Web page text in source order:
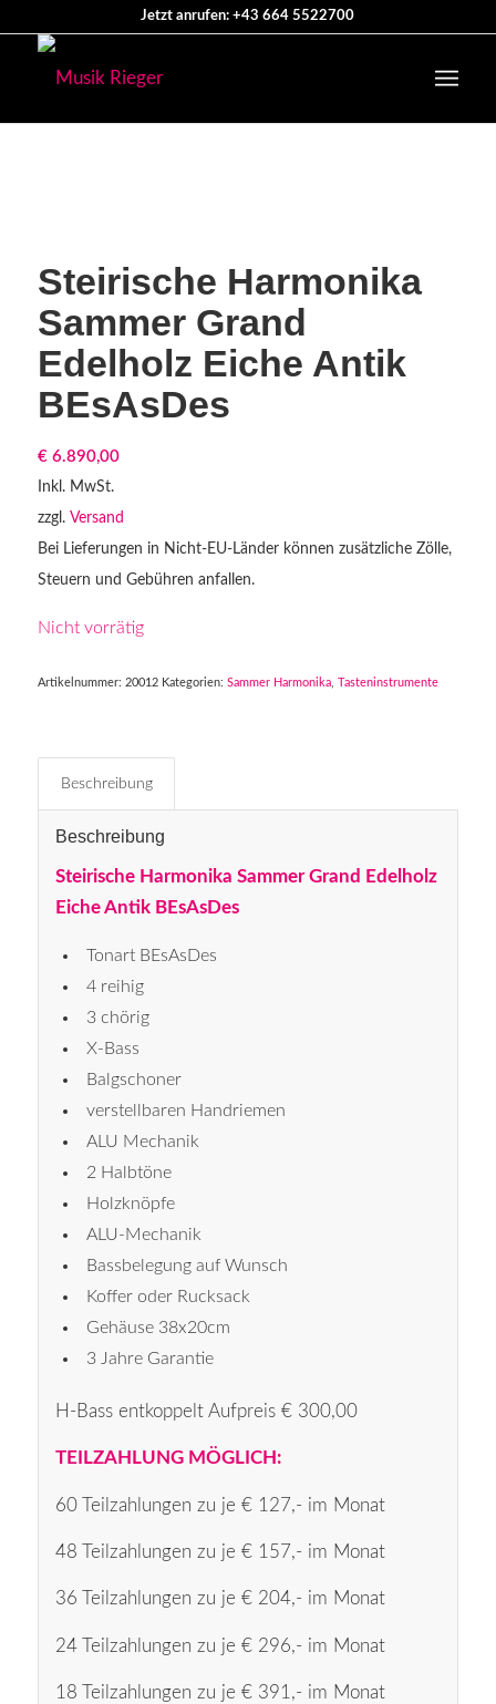
Jetzt anrufen: +43 664 5522700
Steirische Harmonika
Sammer Grand
Edelholz Eiche Antik
BEsAsDes
€6.890,00
Inkl. MwSt.
zzgl. Versand
Bei Lieferungen in Nicht-EU-Länder können zusätzliche Zölle,
Steuern und Gebühren anfallen.
Nicht vorrätig
Artikelnummer: 20012 Kategorien: Sammer Harmonika, Tasteninstrumente
Beschreibung
Beschreibung
Steirische Harmonika Sammer Grand Edelholz
Eiche Antik BEsAsDes
Tonart BEsAsDes
4 reihig
3 chörig
X-Bass
Balgschoner
verstellbaren Handriemen
ALU Mechanik
2 Halbtöne
Holzknöpfe
ALU-Mechanik
Bassbelegung auf Wunsch
Koffer oder Rucksack
Gehäuse 38x20cm
3 Jahre Garantie
H-Bass entkoppelt Aufpreis € 300,00
TEILZAHLUNG MÖGLICH:
60 Teilzahlungen zu je € 127,- im Monat
48 Teilzahlungen zu je € 157,- im Monat
36 Teilzahlungen zu je € 204,- im Monat
24 Teilzahlungen zu je € 296,- im Monat
18 Teilzahlungen zu je € 391,- im Monat